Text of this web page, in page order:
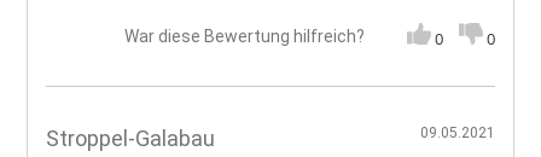
War diese Bewertung hilfreich? 0 0
Stroppel-Galabau 09.05.2021